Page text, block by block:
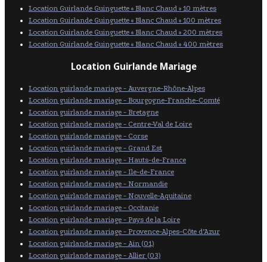
Location Guirlande Guinguette « Blanc Chaud » 10 mètres
Location Guirlande Guinguette « Blanc Chaud » 100 mètres
Location Guirlande Guinguette « Blanc Chaud » 200 mètres
Location Guirlande Guinguette « Blanc Chaud » 400 mètres
Location Guirlande Mariage
Location guirlande mariage - Auvergne-Rhône-Alpes
Location guirlande mariage - Bourgogne-Franche-Comté
Location guirlande mariage - Bretagne
Location guirlande mariage - Centre-Val de Loire
Location guirlande mariage - Corse
Location guirlande mariage - Grand Est
Location guirlande mariage - Hauts-de-France
Location guirlande mariage - Ile-de-France
Location guirlande mariage - Normandie
Location guirlande mariage - Nouvelle-Aquitaine
Location guirlande mariage - Occitanie
Location guirlande mariage - Pays de la Loire
Location guirlande mariage - Provence-Alpes-Côte d’Azur
Location guirlande mariage - Ain (01)
Location guirlande mariage - Allier (03)